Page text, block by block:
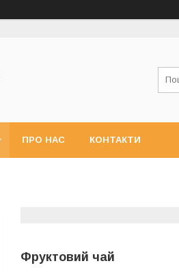
ПРО НАС КОНТАКТИ
Фруктовий чай